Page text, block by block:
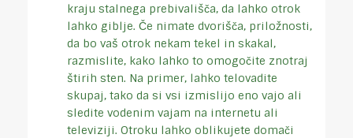
kraju stalnega prebivališča, da lahko otrok
lahko giblje. Če nimate dvorišča, priložnosti,
da bo vaš otrok nekam tekel in skakal,
razmislite, kako lahko to omogočite znotraj
štirih sten. Na primer, lahko telovadite
skupaj, tako da si vsi izmislijo eno vajo ali
sledite vodenim vajam na internetu ali
televiziji. Otroku lahko oblikujete domači